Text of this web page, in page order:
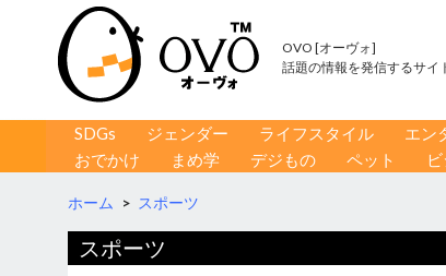
OVO [オーヴォ]
話題の情報を発信するサイ
コンテンツへ移動
SDGs ジェンダー ライフスタイル エン
おでかけ
まめ学 デジもの ペット
ホーム > スポーツ
スポーツ